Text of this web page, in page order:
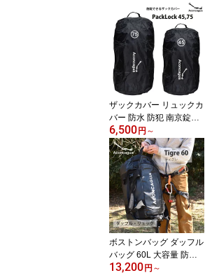
も トレッキング 低山 タ
ウンユース 旅行 Mendoz
a 30 アコンカグア
ザックカバー リュックカ
バー 防水 防犯 南京錠対
応 45L 75L 旅行 登山 汚
れ防止 サブバッグ Aconc
agua PackLock 男女兼用
6,500 円 ～
ボストンバッグ ダッフル
バッグ 60L 大容量 防水
丈夫 2WAY リュック タ
13,200 円 ～